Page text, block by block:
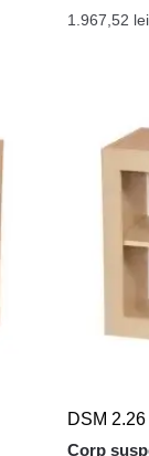
1.967,52 lei
DSM 2.26
Corp